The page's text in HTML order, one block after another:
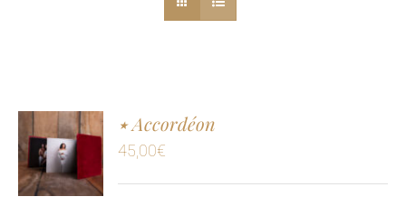
٭ Accordéon
45,00€